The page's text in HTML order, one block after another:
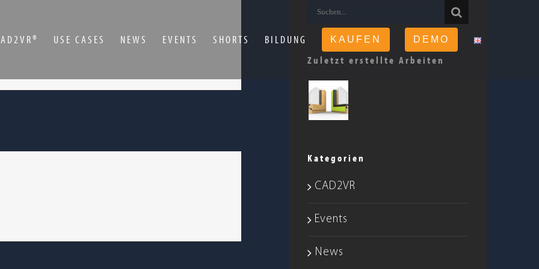
USE CASES NEWS EVENTS SHORTS BILDUNG KAUFEN DEMO
Suche
nach:
Zuletzt erstellte Arbeiten
Kategorien
CAD2VR
Events
News